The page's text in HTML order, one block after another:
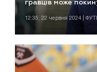
гравців може
12:35, 22 червня 2024 |